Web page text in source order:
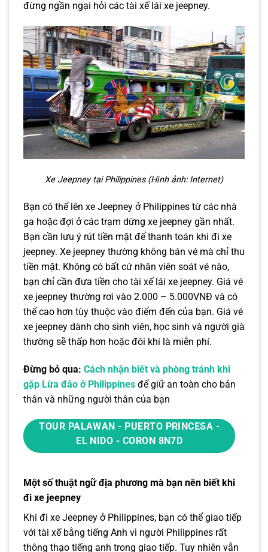
đừng ngần ngại hỏi các tài xế lái xe jeepney.
Xe Jeepney tại Philippines (Hình ảnh: Internet)
Bạn có thể lên xe Jeepney ở Philippines từ các nhà
ga hoặc đợi ở các trạm dừng xe jeepney gần nhất.
Bạn cần lưu ý rút tiền mặt để thanh toán khi đi xe
jeepney. Xe jeepney thường không bán vé mà chỉ thu
tiền mặt. Không có bất cứ nhân viên soát vé nào,
bạn chỉ cần đưa tiền cho tài xế lái xe jeepney. Giá vé
xe jeepney thường rơi vào 2.000 – 5.000VNĐ và có
thể cao hơn tùy thuộc vào điểm đến của bạn. Giá vé
xe jeepney dành cho sinh viên, học sinh và người già
thường sẽ thấp hơn hoặc đôi khi là miễn phí.
Đừng bỏ qua: Cách nhận biết và phòng tránh khi
gặp Lừa đảo ở Philippines để giữ an toàn cho bản
thân và những người thân của bạn
TOUR PALAWAN - PUERTO PRINCESA -
EL NIDO - CORON 8N7D
Một số thuật ngữ địa phương mà bạn nên biết khi
đi xe jeepney
Khi đi xe Jeepney ở Philippines, bạn có thể giao tiếp
với tài xế bằng tiếng Anh vì người Philippines rất
thông thạo tiếng anh trong giao tiếp. Tuy nhiên vẫn